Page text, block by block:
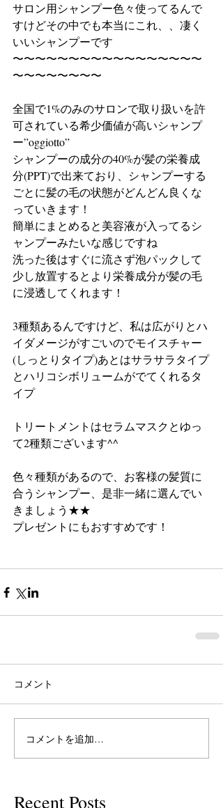
サロン用シャンプー色々使ってるんで
すけどその中でも本当にこれ、、凄く
いいシャンプーです
〜〜〜〜〜〜〜〜〜〜〜〜〜〜〜〜〜
〜〜〜〜〜〜〜〜
全国で1%のみのサロンで取り扱いを許
可されている希少価値が高いシャンプ
ー”oggiotto”
シャンプーの成分の40%が髪の栄養成
分(PPT)で出来ており、シャンプーする
ごとに髪の毛の状態がどんどん良くな
っていきます！
簡単にまとめると美容液が入ってるシ
ャンプーみたいな感じですね
洗った後はすぐに流さず泡パックして
少し放置するとより栄養成分が髪の毛
に浸透してくれます！
3種類あるんですけど、私は広がりとハ
イダメージがすごいのでモイスチャー
(しっとりタイプ)あとはサラサラタイプ
とハリコシボリュームがでてくれるタ
イプ
トリートメントはセラムマスクとゆっ
て2種類ございます^^
色々種類があるので、お客様の髪質に
合うシャンプー、是非一緒に選んでい
きましょう★★
プレゼントにもおすすめです！
コメント
コメントを追加…
Recent Posts